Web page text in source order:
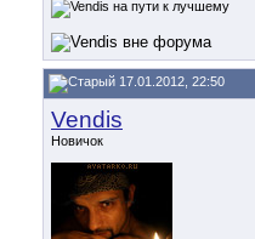
17.01.2012, 22:50
Vendis
Новичок